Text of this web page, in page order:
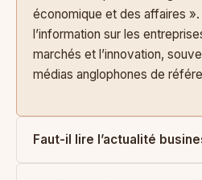
économique et des affaires
l’information sur les
marchés et l’innovation,
médias anglophones de
Faut-il lire l’actualité